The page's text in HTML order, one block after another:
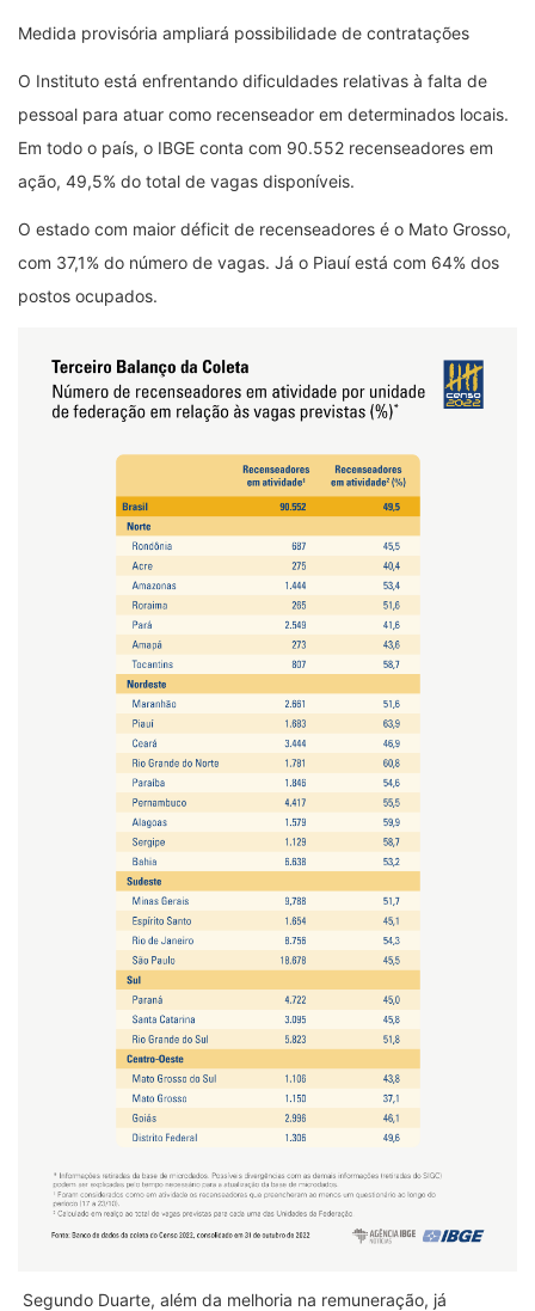
Medida provisória ampliará possibilidade de contratações
O Instituto está enfrentando dificuldades relativas à falta de
pessoal para atuar como recenseador em determinados locais.
Em todo o país, o IBGE conta com 90.552 recenseadores em
ação, 49,5% do total de vagas disponíveis.
O estado com maior déficit de recenseadores é o Mato Grosso,
com 37,1% do número de vagas. Já o Piauí está com 64% dos
postos ocupados.
Segundo Duarte, além da melhoria na remuneração, já